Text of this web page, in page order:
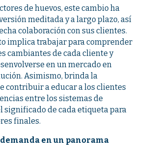
de huevos, este cambio ha
meditada y a largo plazo, así
colaboración con sus clientes.
implica trabajar para comprender
cambiantes de cada cliente y
en un mercado en
Asimismo, brinda la
contribuir a educar a los clientes
entre los sistemas de
significado de cada etiqueta para
finales.
en un panorama